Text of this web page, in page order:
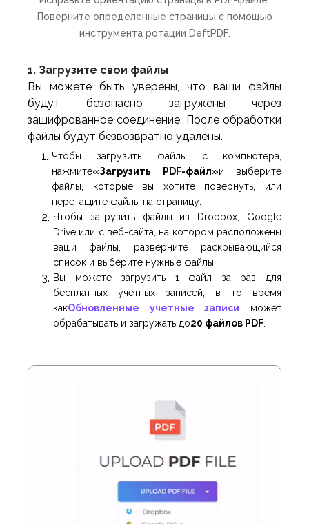
Поверните определенные страницы с помощью
инструмента ротации DeftPDF.
1. Загрузите свои файлы
Вы можете быть уверены, что ваши файлы
будут безопасно загружены через
зашифрованное соединение. После обработки
файлы будут безвозвратно удалены.
Чтобы загрузить файлы с компьютера,
нажмите«Загрузить PDF-файл»и выберите
файлы, которые вы хотите повернуть, или
перетащите файлы на страницу.
Чтобы загрузить файлы из Dropbox, Google
Drive или с веб-сайта, на котором расположены
ваши файлы, разверните раскрывающийся
список и выберите нужные файлы.
Вы можете загрузить 1 файл за раз для
бесплатных учетных записей, в то время
какОбновленные учетные записи может
обрабатывать и загружать до20 файлов PDF